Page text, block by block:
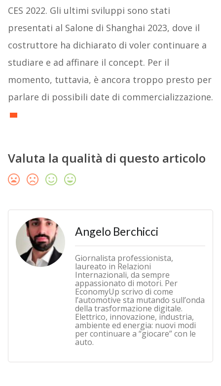
CES 2022. Gli ultimi sviluppi sono stati
presentati al Salone di Shanghai 2023, dove il
costruttore ha dichiarato di voler continuare a
studiare e ad affinare il concept. Per il
momento, tuttavia, è ancora troppo presto per
parlare di possibili date di commercializzazione.
Valuta la qualità di questo articolo
Angelo Berchicci
Giornalista professionista,
laureato in Relazioni
Internazionali, da sempre
appassionato di motori. Per
EconomyUp scrivo di come
l’automotive sta mutando sull’onda
della trasformazione digitale.
Elettrico, innovazione, industria,
ambiente ed energia: nuovi modi
per continuare a “giocare” con le
auto.